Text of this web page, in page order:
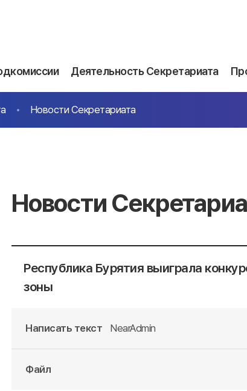
Деятельность Секретариата
Новости Секретариата
Новости
Республика Бурятия выиграла
зоны
Написать текст NearAdmin
Файл